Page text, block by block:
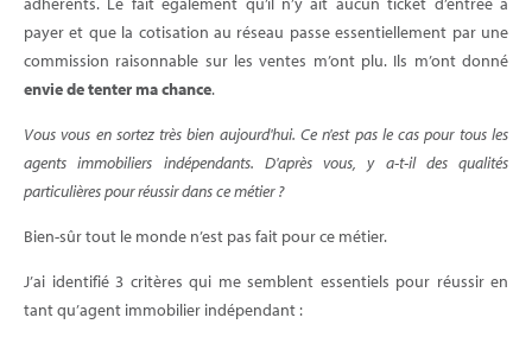
payer et que la cotisation au réseau passe essentiellement par une
commission raisonnable sur les ventes m’ont plu. Ils m’ont donné
envie de tenter ma chance.
Vous vous en sortez très bien aujourd'hui. Ce n'est pas le cas pour tous les
agents immobiliers indépendants. D'après vous, y a-t-il des qualités
particulières pour réussir dans ce métier ?
Bien-sûr tout le monde n’est pas fait pour ce métier.
J’ai identifié 3 critères qui me semblent essentiels pour réussir en
tant qu’agent immobilier indépendant :